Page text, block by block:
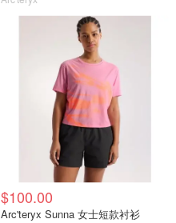
$100.00
Arc'teryx Sunna 女士短款衬衫